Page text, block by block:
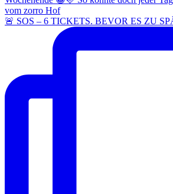
🚨 SOS – 6 TICKETS. BEVOR ES ZU